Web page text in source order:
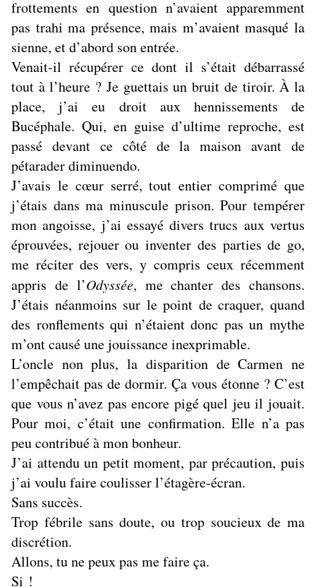
frottements en question n’avaient apparemment
pas trahi ma présence, mais m’avaient masqué la
sienne, et d’abord son entrée.
Venait-il récupérer ce dont il s’était débarrassé
tout à l’heure ? Je guettais un bruit de tiroir. À la
place, j’ai eu droit aux hennissements de
Bucéphale. Qui, en guise d’ultime reproche, est
passé devant ce côté de la maison avant de
pétarader diminuendo.
J’avais le cœur serré, tout entier comprimé que
j’étais dans ma minuscule prison. Pour tempérer
mon angoisse, j’ai essayé divers trucs aux vertus
éprouvées, rejouer ou inventer des parties de go,
me réciter des vers, y compris ceux récemment
appris de l’Odyssée, me chanter des chansons.
J’étais néanmoins sur le point de craquer, quand
des ronflements qui n’étaient donc pas un mythe
m’ont causé une jouissance inexprimable.
L’oncle non plus, la disparition de Carmen ne
l’empêchait pas de dormir. Ça vous étonne ? C’est
que vous n’avez pas encore pigé quel jeu il jouait.
Pour moi, c’était une confirmation. Elle n’a pas
peu contribué à mon bonheur.
J’ai attendu un petit moment, par précaution, puis
j’ai voulu faire coulisser l’étagère-écran.
Sans succès.
Trop fébrile sans doute, ou trop soucieux de ma
discrétion.
Allons, tu ne peux pas me faire ça.
Si !